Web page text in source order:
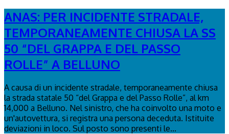
ANAS: PER INCIDENTE STRADALE,
TEMPORANEAMENTE CHIUSA LA SS
50 “DEL GRAPPA E DEL PASSO
ROLLE” A BELLUNO
A causa di un incidente stradale, temporaneamente chiusa
la strada statale 50 “del Grappa e del Passo Rolle”, al km
14,000 a Belluno. Nel sinistro, che ha coinvolto una moto e
un'autovettura, si registra una persona deceduta. Istituite
deviazioni in loco. Sul posto sono presenti le...